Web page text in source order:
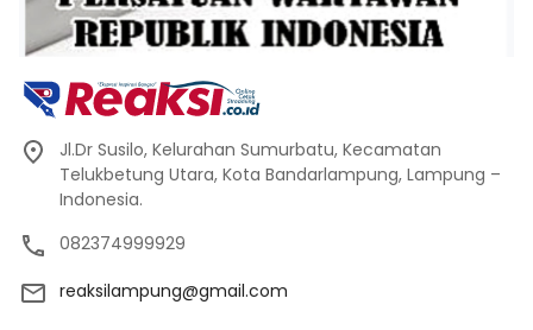
Jl.Dr Susilo, Kelurahan Sumurbatu, Kecamatan
Telukbetung Utara, Kota Bandarlampung, Lampung –
Indonesia.
082374999929
reaksilampung@gmail.com